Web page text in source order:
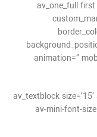
[av_one_full
animation=”
[av_textblock
av-mini-font-